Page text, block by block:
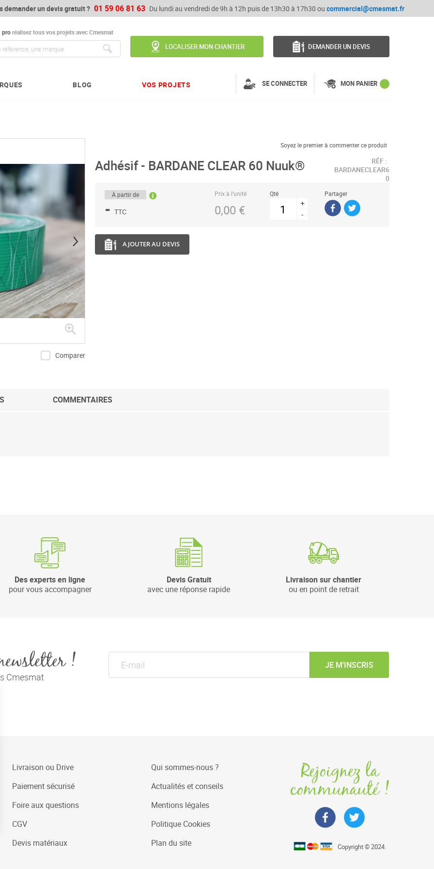
demander un devis gratuit ? 01 59 06 81 63 Du lundi au vendredi de 9h à 12h puis de 13h30 à 17h30 ou commercial@cmesmat.fr
proréalisez tous vos projets avec Cmesmat
LOCALISER MON CHANTIER DEMANDER UN DEVIS
BLOG VOS PROJETS SE CONNECTER MON PANIER
Comparer
Soyez le premier à commenter ce produit
Adhésif - BARDANE CLEAR 60 Nuuk®
RÉF :
BARDANECLEAR6
0
À partir de
- TTC
Prix à l’unité
0,00 €
Qté
+
-
Partager
AJOUTER AU DEVIS
COMMENTAIRES
Des experts en ligne
pour vous accompagner
Devis Gratuit
avec une réponse rapide
Livraison sur chantier
ou en point de retrait
!
Cmesmat
JE M’INSCRIS
Livraison ou Drive
Paiement sécurisé
Foire aux questions
CGV
Devis matériaux
Qui sommes-nous ?
Actualités et conseils
Mentions légales
Politique Cookies
Plan du site
Rejoignez la
communauté !
Copyright © 2024.